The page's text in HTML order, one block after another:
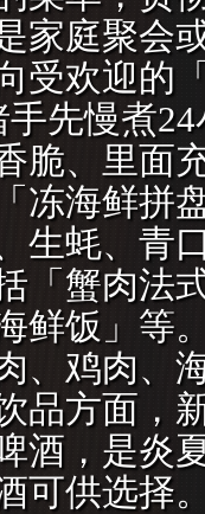
家庭聚会
受欢迎的
先慢煮
脆、里面
冻海鲜拼
生蚝、青
「蟹肉法
鲜饭」等
、鸡肉、
品方面，
酒，是炎
可供选择